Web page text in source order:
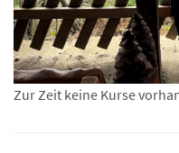
Zur Zeit keine Kurse